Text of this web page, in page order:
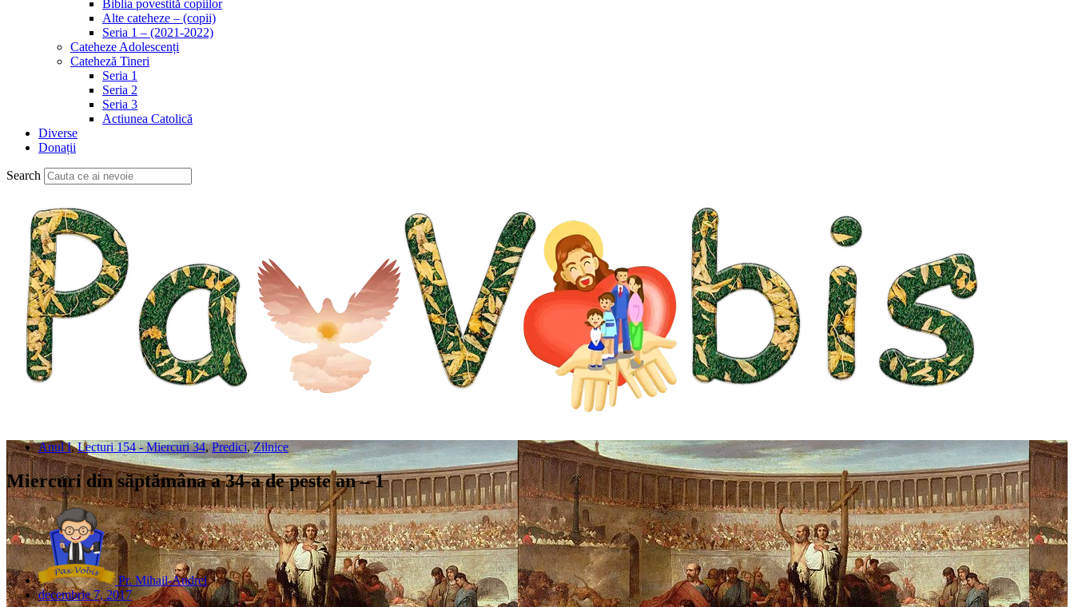
Biblia povestită copiilor
Alte cateheze – (copii)
Seria 1 – (2021-2022)
Cateheze Adolescenți
Cateheză Tineri
Seria 1
Seria 2
Seria 3
Actiunea Catolică
Diverse
Donații
Search
Anul I,Lecturi 154 - Miercuri 34,Predici,Zilnice
Miercuri din săptămâna a 34-a de peste an – 1
Pr. Mihail-Andrei
decembrie 7, 2017